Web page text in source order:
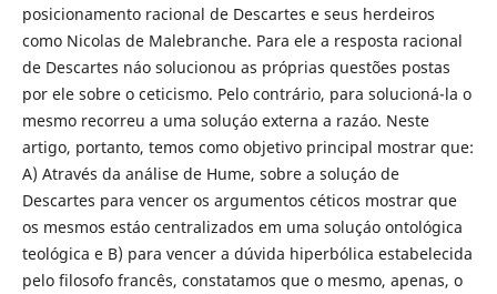
posicionamento racional de Descartes e seus herdeiros
como Nicolas de Malebranche. Para ele a resposta racional
de Descartes náo solucionou as próprias questões postas
por ele sobre o ceticismo. Pelo contrário, para solucioná-la o
mesmo recorreu a uma soluçáo externa a razáo. Neste
artigo, portanto, temos como objetivo principal mostrar que:
A) Através da análise de Hume, sobre a soluçáo de
Descartes para vencer os argumentos céticos mostrar que
os mesmos estáo centralizados em uma soluçáo ontológica
teológica e B) para vencer a dúvida hiperbólica estabelecida
pelo filosofo francês, constatamos que o mesmo, apenas, o